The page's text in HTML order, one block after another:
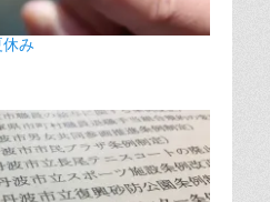
み